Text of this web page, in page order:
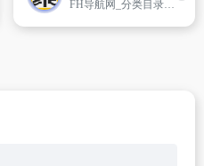
FH导航网_分类目录_收录精选的导航网站。